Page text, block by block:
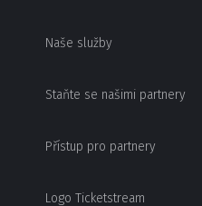
Naše služby
Staňte se našimi partnery
Přístup pro partnery
Logo Ticketstream